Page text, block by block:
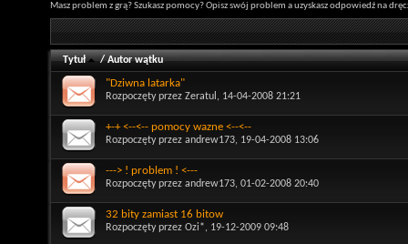
Masz problem z grą? Szukasz pomocy? Opisz swój problem a uzyskasz odpowiedź na
Tytuł /Autor wątku
"Dziwna latarka"
Rozpoczęty przez Zeratul , 14-04-2008 21:21
+-+ <--<-- pomocy wazne <--<--
Rozpoczęty przez andrew173, 19-04-2008 13:06
---> ! problem ! <---
Rozpoczęty przez andrew173, 01-02-2008 20:40
32 bity zamiast 16 bitow
Rozpoczęty przez Ozi*, 19-12-2009 09:48